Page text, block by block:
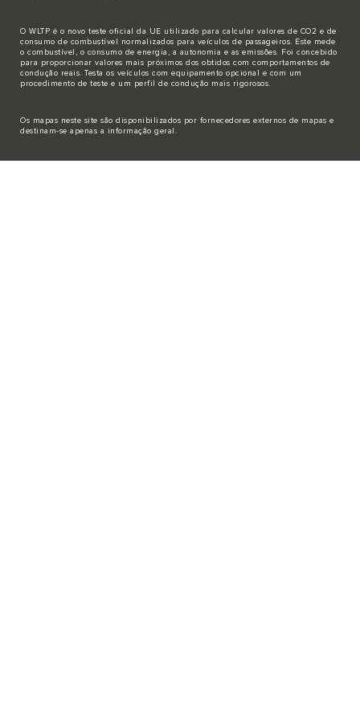
O WLTP é o novo teste oficial da UE utilizado para calcular valores de CO2 e de
consumo de combustível normalizados para veículos de passageiros. Este mede
o combustível, o consumo de energia, a autonomia e as emissões. Foi concebido
para proporcionar valores mais próximos dos obtidos com comportamentos de
condução reais. Testa os veículos com equipamento opcional e com um
procedimento de teste e um perfil de condução mais rigorosos.
Os mapas neste site são disponibilizados por fornecedores externos de mapas e
destinam-se apenas a informação geral.